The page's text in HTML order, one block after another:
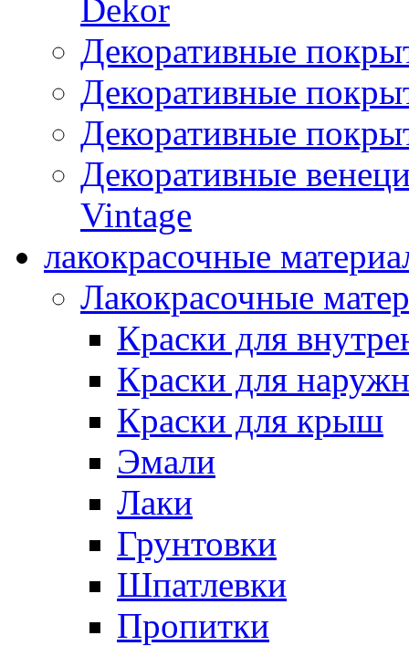
Dekor
Декоративные
Декоративные
Декоративные
Декоративные
Vintage
лакокрасочные
Лакокрасочные
Краски для
Краски для
Краски для крыш
Эмали
Лаки
Грунтовки
Шпатлевки
Пропитки